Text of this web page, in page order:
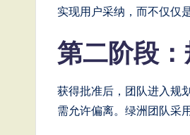
实现用户采纳，而不仅仅
第二阶段
获得批准后，团队进入规
需允许偏离。绿洲团队采